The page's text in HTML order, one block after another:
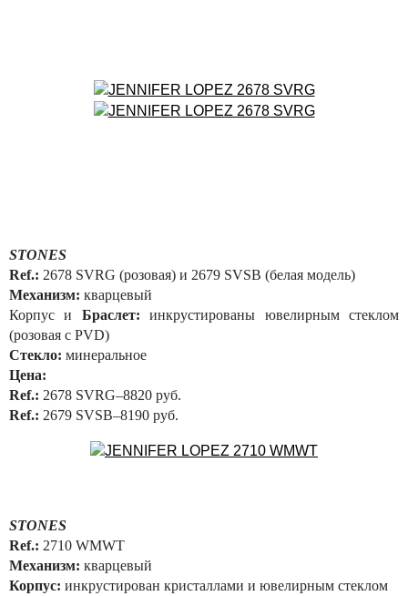
STONES
Ref.: 2678 SVRG (розовая) и 2679 SVSB (белая модель)
Механизм: кварцевый
Корпус и Браслет:инкрустированы ювелирным стеклом
(розовая с PVD)
Стекло: минеральное
Цена:
Ref.: 2678 SVRG–8820 руб.
Ref.: 2679 SVSB–8190 руб.
STONES
Ref.: 2710 WMWT
Механизм: кварцевый
Корпус: инкрустирован кристаллами и ювелирным стеклом